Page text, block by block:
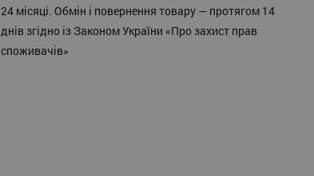
24 місяці. Обмін і повернення товару — протягом 14
днів згідно із Законом України «Про захист прав
споживачів»